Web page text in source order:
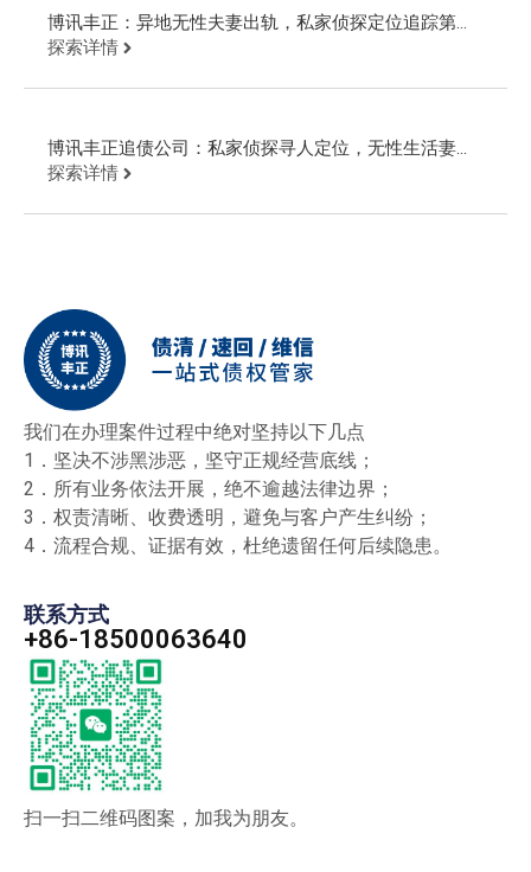
博讯丰正：异地无性夫妻出轨，私家侦探定位追踪第三
者追回财物
探索详情
博讯丰正追债公司：私家侦探寻人定位，无性生活妻子
出轨第三者
探索详情
我们在办理案件过程中绝对坚持以下几点
1．坚决不涉黑涉恶，坚守正规经营底线；
2．所有业务依法开展，绝不逾越法律边界；
3．权责清晰、收费透明，避免与客户产生纠纷；
4．流程合规、证据有效，杜绝遗留任何后续隐患。
联系方式
+86-18500063640
扫一扫二维码图案，加我为朋友。